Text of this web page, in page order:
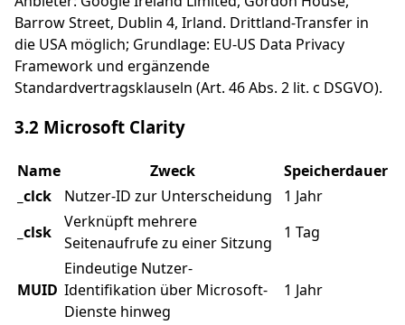
Barrow Street, Dublin 4, Irland. Drittland-Transfer in
die USA möglich; Grundlage: EU-US Data Privacy
Framework und ergänzende
Standardvertragsklauseln (Art. 46 Abs. 2 lit. c DSGVO).
3.2 Microsoft Clarity
Name Zweck
Speicherdauer
_clck
Nutzer-ID zur Unterscheidung
1 Jahr
_clsk
Verknüpft mehrere
Seitenaufrufe zu einer Sitzung
1 Tag
MUID
Eindeutige Nutzer-
Identifikation über Microsoft-
Dienste hinweg
1 Jahr